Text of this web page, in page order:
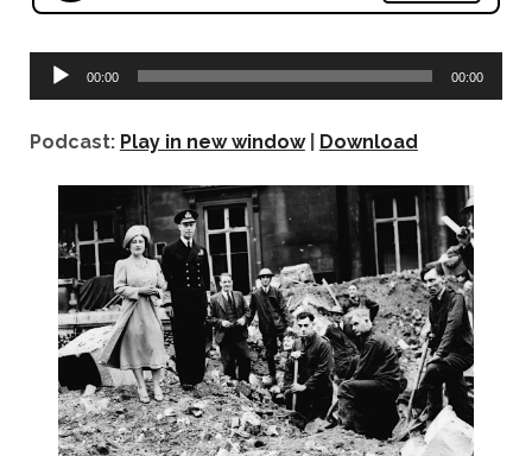
Tocador
00:00 00:00
Podcast: Play in new window| Download